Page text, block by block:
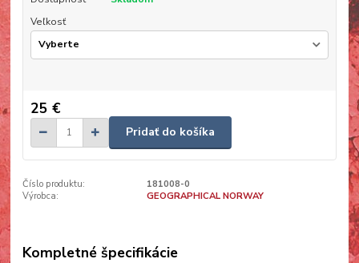
Veľkosť
25 €
Pridať do košíka
Číslo produktu:
181008-0
Výrobca:
GEOGRAPHICAL NORWAY
Kompletné špecifikácie